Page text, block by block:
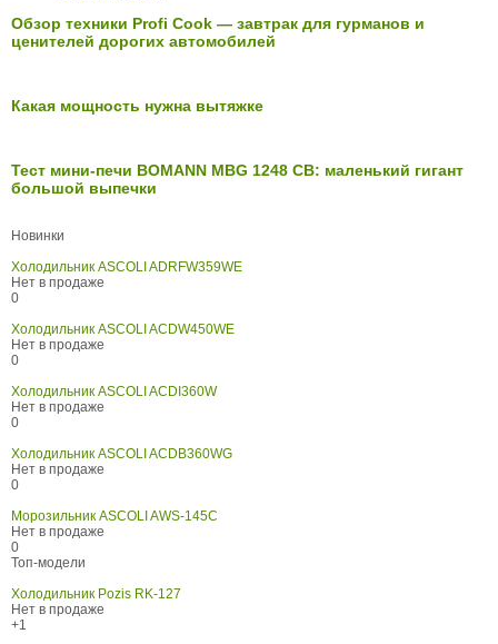
Обзор техники Profi Cook — завтрак для гурманов и
ценителей дорогих автомобилей
Какая мощность нужна вытяжке
Тест мини-печи BOMANN MBG 1248 CB: маленький гигант
большой выпечки
Новинки
Холодильник ASCOLI ADRFW359WE
Нет в продаже
0
Холодильник ASCOLI ACDW450WE
Нет в продаже
0
Холодильник ASCOLI ACDI360W
Нет в продаже
0
Холодильник ASCOLI ACDB360WG
Нет в продаже
0
Морозильник ASCOLI AWS-145C
Нет в продаже
0
Топ-модели
Холодильник Pozis RK-127
Нет в продаже
+1